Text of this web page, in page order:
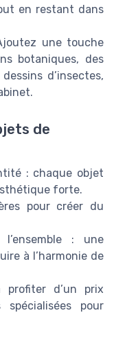
en restant dans
une touche
botaniques, des
d’insectes,
de
: chaque objet
forte.
pour créer du
: une
à l’harmonie de
profiter d’un prix
pour